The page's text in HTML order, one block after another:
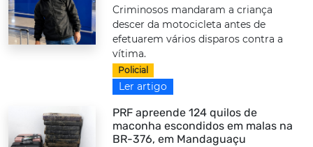
Criminosos mandaram a criança
descer da motocicleta antes de
efetuarem vários disparos contra a
vítima.
Policial
Ler artigo
PRF apreende 124 quilos de
maconha escondidos em malas na
BR-376, em Mandaguaçu